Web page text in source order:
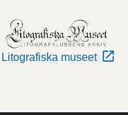
Litografiska museet